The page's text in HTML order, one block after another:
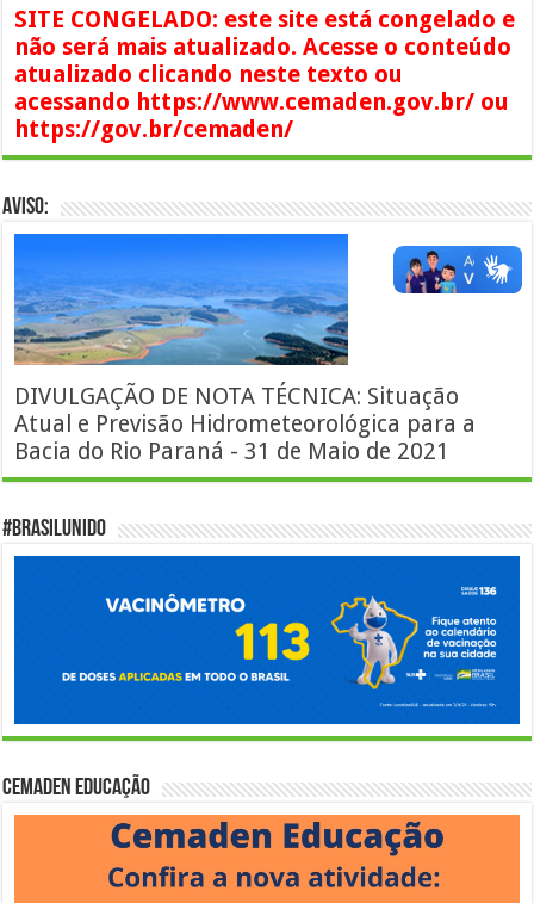
SITE CONGELADO: este site está congelado e
não será mais atualizado. Acesse o conteúdo
atualizado clicando neste texto ou
acessando https://www.cemaden.gov.br/ ou
https://gov.br/cemaden/
AVISO:
DIVULGAÇÃO DE NOTA TÉCNICA: Situação
Atual e Previsão Hidrometeorológica para a
Bacia do Rio Paraná - 31 de Maio de 2021
#BrasilUnido
Cemaden Educação